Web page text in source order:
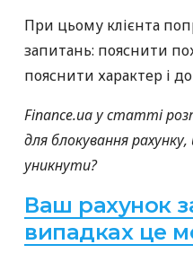
При цьому клієнта
запитань: пояснити
пояснити характер і
Finance.ua у статті
для блокування
уникнути?
Ваш рахунок
випадках це